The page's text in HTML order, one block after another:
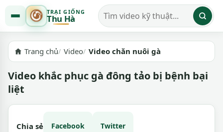
TRẠI GIỐNG
Thu Hà Tìm kiếm video
Trang chủ Video Video chăn nuôi gà
Video khắc phục gà đông tảo bị bệnh bại
liệt
Chia sẻ Facebook Twitter